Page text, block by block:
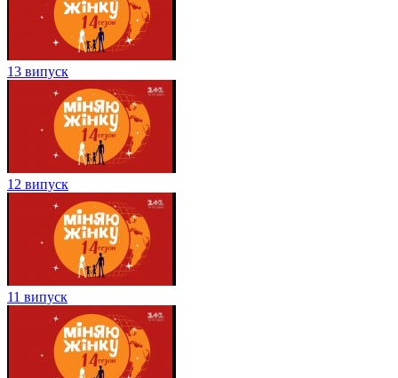
13 випуск
12 випуск
11 випуск